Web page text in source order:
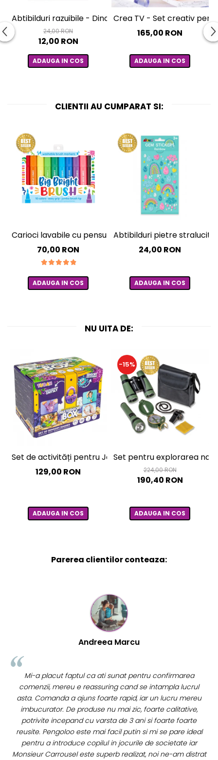
Abtibilduri razuibile - Dinozauri, colectia Creatii
24,00 RON
12,00 RON
ADAUGA IN COS
Crea TV - Set creativ
165,00 RON
ADAUGA IN COS
CLIENTII AU CUMPARAT SI:
Carioci lavabile cu pensula, Big Bright Brush, set 10
70,00 RON
ADAUGA IN COS
Abtibilduri pietre
24,00 RON
ADAUGA IN COS
NU UITA DE:
Set de activități pentru Joacă Senzorială – cutie
129,00 RON
ADAUGA IN COS
-15%
Set pentru explorarea
224,00 RON
190,40 RON
ADAUGA IN COS
Parerea clientilor conteaza:
lucrul
mereu
ideal
distrat
Mihaela Bastea
Buna Elena. Astazi au ajuns jocurile. Fetita mea este
incantata. Am apucat sa deschidem unul dintre
momentan. Noi mai aveam un joc de la aceasta
stiam ca sunt calitative, de aceea am si avut curaj
comand atat de multe. Primul deschis a fost cel
Scufita rosie. Da, a fost totul ok. Au ajuns repede,
cum ai si spus. Cutiile au ajuns cu bine.
⭐⭐⭐⭐⭐